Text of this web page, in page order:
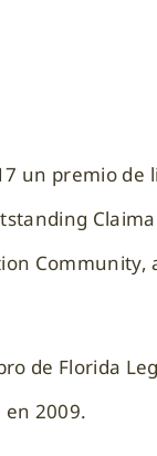
un premio de
de Florida
en 2009.